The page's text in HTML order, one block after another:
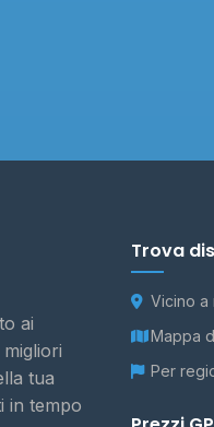
ai
tua
in tempo
Trova
Vicino a
Mappa
Per